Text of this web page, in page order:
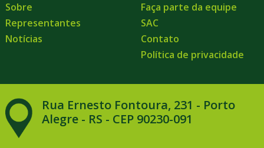
Sobre
Representantes
Notícias
Faça parte da equipe
SAC
Contato
Política de privacidade
Rua Ernesto Fontoura, 231 - Porto
Alegre - RS - CEP 90230-091